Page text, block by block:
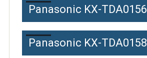
Panasonic KX-TDA0156
Panasonic KX-TDA0158